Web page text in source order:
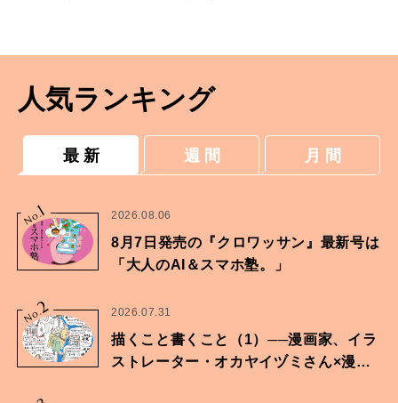
人気ランキング
最 新 週 間 月 間
No.
1 2026.08.06
8月7日発売の『クロワッサン』最新号は
「大人のAI＆スマホ塾。」
No.2 2026.07.31
描くこと書くこと（1）──漫画家、イラ
ストレーター・オカヤイヅミさん×漫画